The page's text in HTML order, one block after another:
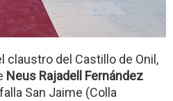
claustro del Castillo de Onil,
Neus Rajadell Fernández
San Jaime (Colla